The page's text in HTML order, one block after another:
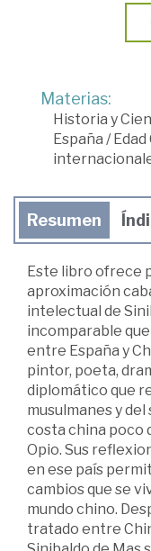
Materias:
Historia y
España /
Resumen
Este libro ofrece
aproximación
intelectual de
incomparable
entre España y
pintor, poeta,
diplomático que
musulmanes y del
costa china poco
Opio. Sus
en ese país
cambios que se
mundo chino.
tratado entre